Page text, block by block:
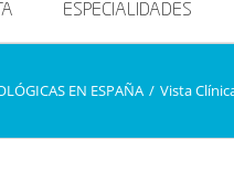
ESPECIALIDADES
EN ESPAÑA / Vista